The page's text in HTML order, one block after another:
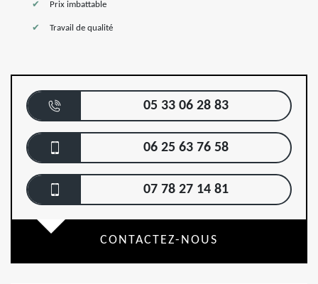
Prix imbattable
Travail de qualité
05 33 06 28 83
06 25 63 76 58
07 78 27 14 81
CONTACTEZ-NOUS